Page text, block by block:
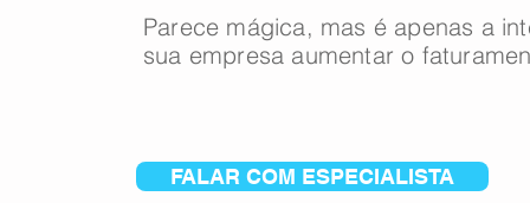
Parece mágica, mas é apenas a
sua empresa aumentar o
FALAR COM ESPECIALISTA